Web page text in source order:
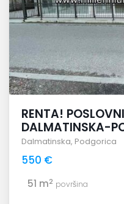
RENTA!
DALMATINSKA-
Dalmatinska, Podgorica
550 €
51 m2 površina